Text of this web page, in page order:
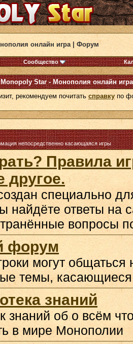
онлайн игра | Форум
Сообщество
Star - Монополия онлайн
рекомендуем почитать справку по
непосредственно касающаяся игры
Правила
другое.
специально
найдёте ответы на
вопросы
форум
могут общаться
темы,
знаний
знаний об о всём
в мире Монополии